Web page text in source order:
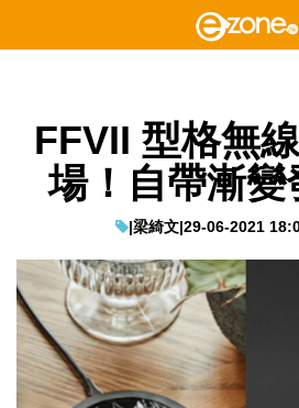
FFVII 型格無
場！自帶漸變
|梁綺文|29-06-2021